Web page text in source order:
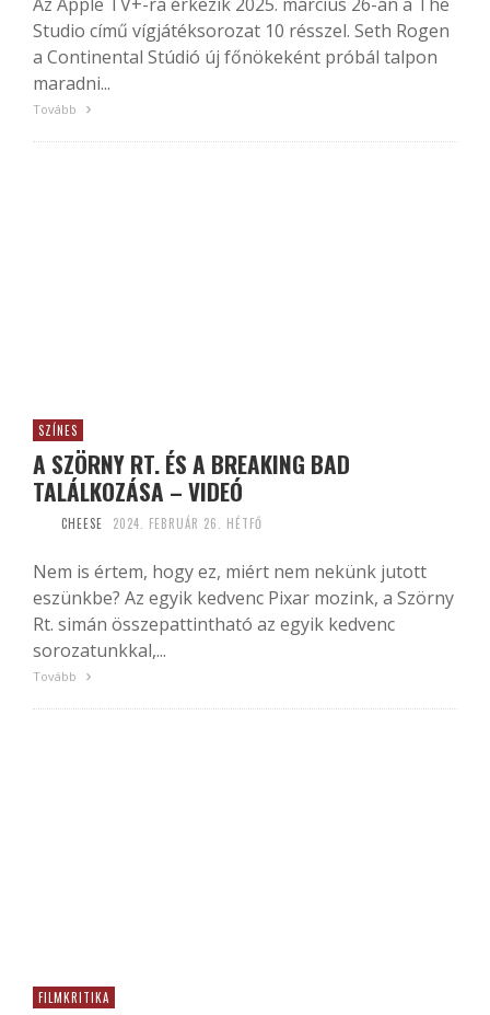
Studio című vígjátéksorozat 10 résszel. Seth Rogen
a Continental Stúdió új főnökeként próbál talpon
maradni...
Tovább
SZÍNES
A SZÖRNY RT. ÉS A BREAKING BAD
TALÁLKOZÁSA – VIDEÓ
CHEESE 2024. FEBRUÁR 26. HÉTFŐ
Nem is értem, hogy ez, miért nem nekünk jutott
eszünkbe? Az egyik kedvenc Pixar mozink, a Szörny
Rt. simán összepattintható az egyik kedvenc
sorozatunkkal,...
Tovább
FILMKRITIKA